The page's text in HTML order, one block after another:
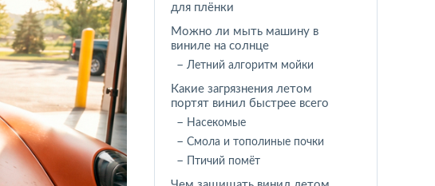
для плёнки
Можно ли мыть машину в
виниле на солнце
Летний алгоритм мойки
Какие загрязнения летом
портят винил быстрее всего
Насекомые
Смола и тополиные почки
Птичий помёт